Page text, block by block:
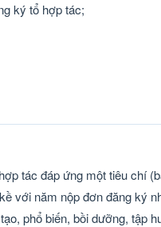
ký tổ hợp tác;
tác đáp ứng một tiêu chí
với năm nộp đơn đăng ký
phổ biến, bồi dưỡng, tập